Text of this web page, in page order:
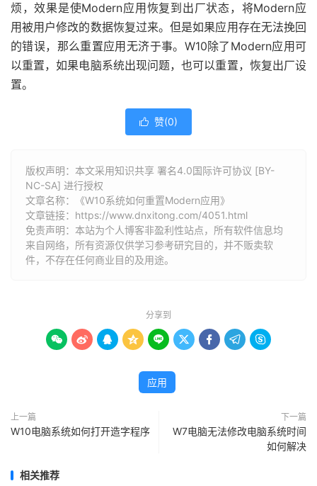
烦，效果是使Modern应用恢复到出厂状态，将Modern应
用被用户修改的数据恢复过来。但是如果应用存在无法挽回
的错误，那么重置应用无济于事。W10除了Modern应用可
以重置，如果电脑系统出现问题，也可以重置，恢复出厂设
置。
 赞(0)
版权声明：本文采用知识共享 署名4.0国际许可协议 [BY-
NC-SA] 进行授权
文章名称：《W10系统如何重置Modern应用》
文章链接： https://www.dnxitong.com/4051.html
免责声明：本站为个人博客非盈利性站点，所有软件信息均
来自网络，所有资源仅供学习参考研究目的，并不贩卖软
件，不存在任何商业目的及用途。
分享到
        
应用
上一篇
W10电脑系统如何打开造字程序
下一篇
W7电脑无法修改电脑系统时间
如何解决
相关推荐